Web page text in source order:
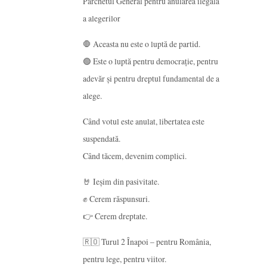
a alegerilor
🛑 Aceasta nu este o luptă de partid.
🟢 Este o luptă pentru democrație, pentru
adevăr și pentru dreptul fundamental de a
alege.
Când votul este anulat, libertatea este
suspendată.
Când tăcem, devenim complici.
🤘 Ieșim din pasivitate.
✊ Cerem răspunsuri.
👉 Cerem dreptate.
🇷🇴 Turul 2 Înapoi – pentru România,
pentru lege, pentru viitor.